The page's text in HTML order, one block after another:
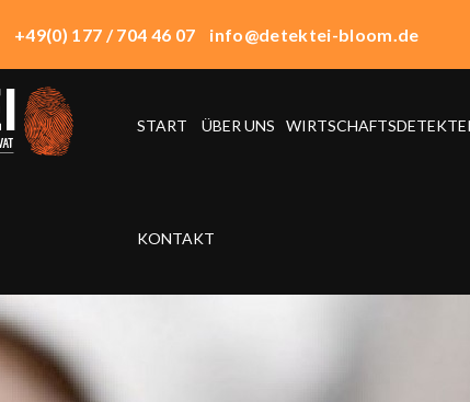
+49(0) 177 / 704 46 07 info@detektei-bloom.de
START ÜBER UNS WIRTSCHAFTSDETEKTEI
KONTAKT